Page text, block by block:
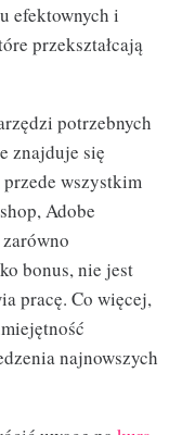
efektownych i
przekształcają
potrzebnych
znajduje się
wszystkim
Adobe
bonus, nie jest
pracę. Co więcej,
najnowszych